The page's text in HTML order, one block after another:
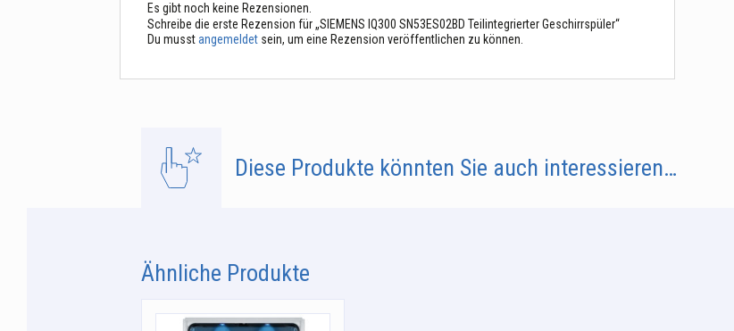
Es gibt noch keine Rezensionen.
Schreibe die erste Rezension für „SIEMENS IQ300 SN53ES02BD Teilintegrierter Geschirrspüler“
Du musstangemeldet sein, um eine Rezension veröffentlichen zu können.
Diese Produkte könnten Sie auch interessieren…
Ähnliche Produkte